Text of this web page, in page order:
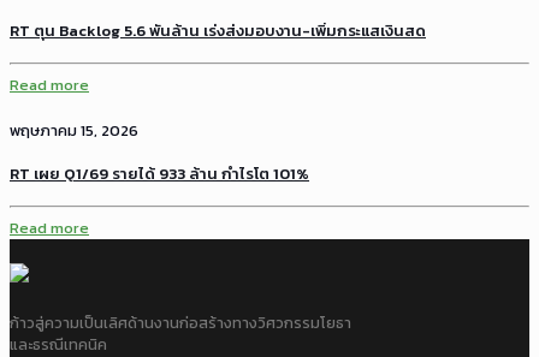
RT ตุน Backlog 5.6 พันล้าน เร่งส่งมอบงาน-เพิ่มกระแสเงินสด
Read more
พฤษภาคม 15, 2026
RT เผย Q1/69 รายได้ 933 ล้าน กำไรโต 101%
Read more
ก้าวสู่ความเป็นเลิศด้านงานก่อสร้างทางวิศวกรรมโยธา
และธรณีเทคนิค